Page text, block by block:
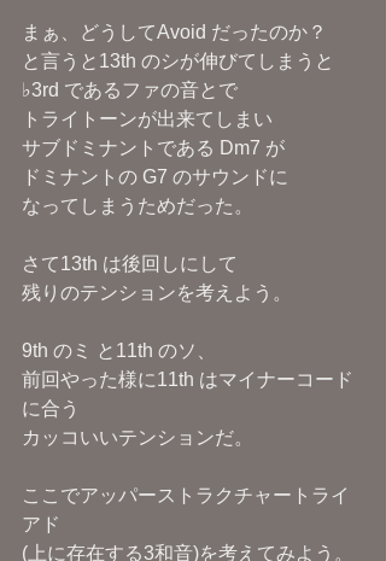
まぁ、どうしてAvoid だったのか？
と言うと13th のシが伸びてしまうと
♭3rd であるファの音とで
トライトーンが出来てしまい
サブドミナントである Dm7 が
ドミナントの G7 のサウンドに
なってしまうためだった。
さて13th は後回しにして
残りのテンションを考えよう。
9th のミ と11th のソ、
前回やった様に11th はマイナーコード
に合う
カッコいいテンションだ。
ここでアッパーストラクチャートライ
アド
(上に存在する3和音)を考えてみよう。